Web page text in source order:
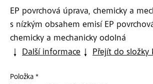
EP povrchová úprava, chemicky a
s nízkým obsahem emisí EP
chemicky a mechanicky odolná
Další informace
Přejít do složky
Položka *